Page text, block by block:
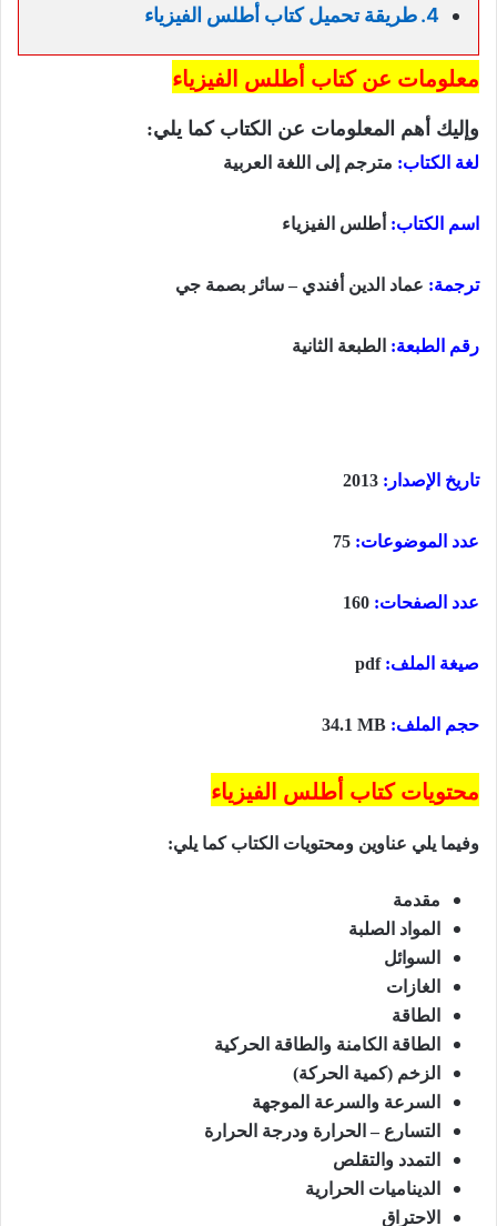
طريقة تحميل كتاب أطلس الفيزياء
معلومات عن كتاب أطلس الفيزياء
وإليك أهم المعلومات عن الكتاب كما يلي:
لغة الكتاب: مترجم إلى اللغة العربية
اسم الكتاب: أطلس الفيزياء
ترجمة: عماد الدين أفندي – سائر بصمة جي
رقم الطبعة: الطبعة الثانية
تاريخ الإصدار: 2013
عدد الموضوعات: 75
عدد الصفحات: 160
صيغة الملف:pdf
حجم الملف: 34.1 MB
محتويات كتاب أطلس الفيزياء
وفيما يلي عناوين ومحتويات الكتاب كما يلي:
مقدمة
المواد الصلبة
السوائل
الغازات
الطاقة
الطاقة الكامنة والطاقة الحركية
الزخم (كمية الحركة)
السرعة والسرعة الموجهة
التسارع – الحرارة ودرجة الحرارة
التمدد والتقلص
الديناميات الحرارية
الاحتراق